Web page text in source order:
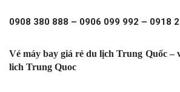
0908 380 888 – 0906 099 992 – 0918
Vé máy bay giá rẻ du lịch Trung Quốc –
lich Trung Quoc